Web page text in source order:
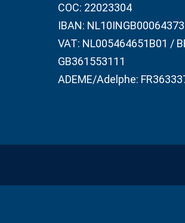
COC: 22023304
IBAN:
VAT: NL005464651B01 /
GB361553111
ADEME/Adelphe: